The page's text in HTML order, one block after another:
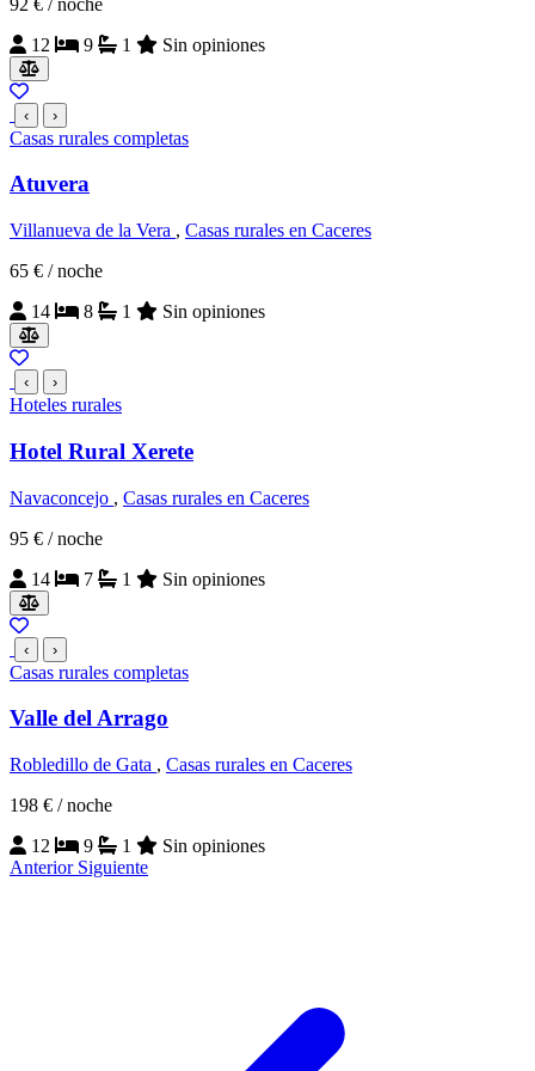
12
9 1 Sin opiniones
‹ ›
Casas rurales completas
Atuvera
Villanueva de la Vera , Casas rurales en Caceres
65 € / noche
14
8 1 Sin opiniones
‹ ›
Hoteles rurales
Hotel Rural Xerete
Navaconcejo , Casas rurales en Caceres
95 € / noche
14
7 1 Sin opiniones
‹ ›
Casas rurales completas
Valle del Arrago
Robledillo de Gata , Casas rurales en Caceres
198 € / noche
12
9 1
Sin opiniones
Anterior Siguiente